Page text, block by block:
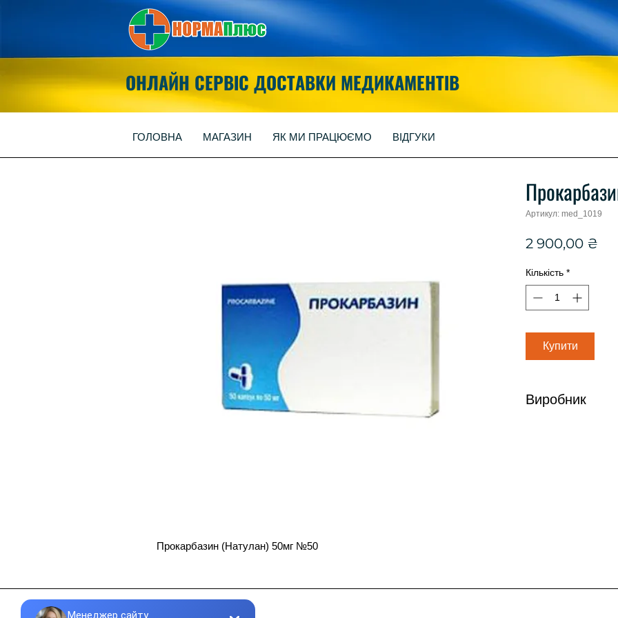
ОНЛАЙН СЕРВІС ДОСТАВКИ МЕДИКАМЕНТІВ
ГОЛОВНА МАГАЗИН ЯК МИ ПРАЦЮЄМО ВІДГУКИ
Прокарбазин (Натулан) 50мг №50
Артикул: med_1019
2 900,00 ₴
Кількість *
Купити
Виробник